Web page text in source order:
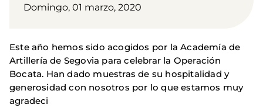
Domingo, 01 marzo, 2020
Este año hemos sido acogidos por la Academía de
Artillería de Segovia para celebrar la Operación
Bocata. Han dado muestras de su hospitalidad y
generosidad con nosotros por lo que estamos muy
agradeci